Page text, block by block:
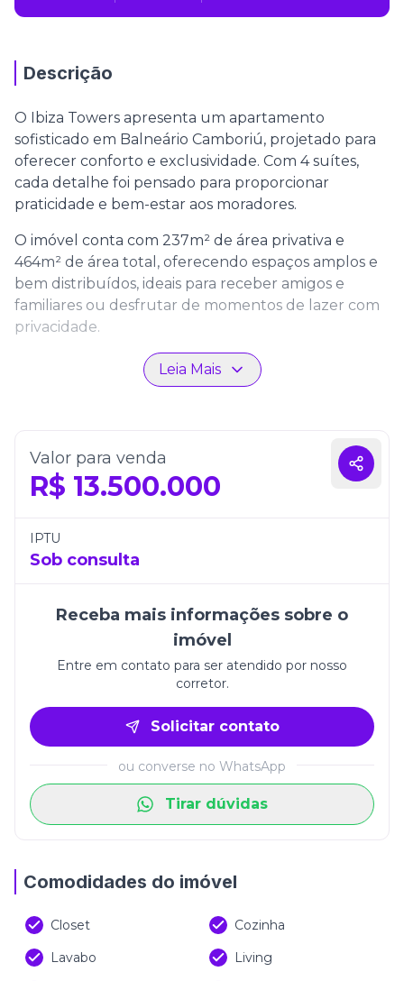
Descrição
O Ibiza Towers apresenta um apartamento
sofisticado em Balneário Camboriú, projetado para
oferecer conforto e exclusividade. Com 4 suítes,
cada detalhe foi pensado para proporcionar
praticidade e bem-estar aos moradores.
O imóvel conta com 237m² de área privativa e
464m² de área total, oferecendo espaços amplos e
bem distribuídos, ideais para receber amigos e
familiares ou desfrutar de momentos de lazer com
privacidade.
Além das 4 vagas de garagem, o apartamento
oferece acabamentos de alto padrão, ambientes
única e inesquecível.
Leia Mais
Valor para venda
R$ 13.500.000
IPTU
Sob consulta
Receba mais informações sobre o
imóvel
Entre em contato para ser atendido por nosso
corretor.
Solicitar contato
ou converse no WhatsApp
Tirar dúvidas
Comodidades do imóvel
Closet
Cozinha
Lavabo
Living